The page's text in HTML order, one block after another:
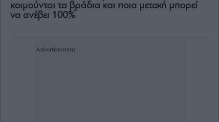
κοιμούνται τα βράδια και ποια μετοχή μπορεί
να ανέβει 100%